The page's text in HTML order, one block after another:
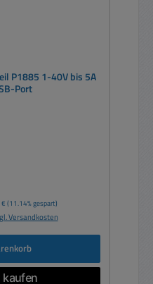
Port
Preis:
(11.14% gespart)
Versandkosten